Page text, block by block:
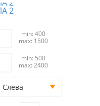
min: 400
max: 1500
min: 500
max: 2400
Слева